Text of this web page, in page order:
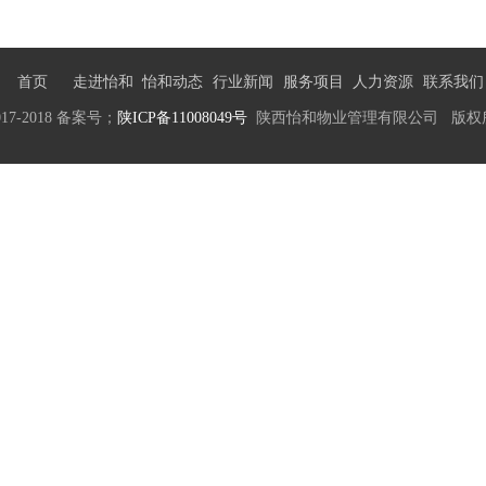
首页 走进怡和 怡和动态 行业新闻 服务项目 人力资源 联系我们
2018 备案号； 陕ICP备11008049号 陕西怡和物业管理有限公司 版权